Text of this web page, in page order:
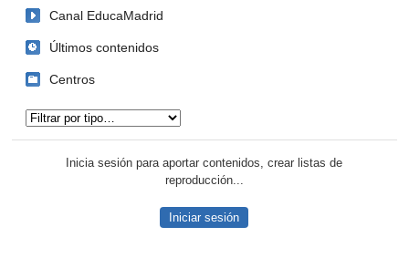
Canal EducaMadrid
Últimos contenidos
Centros
Inicia sesión para aportar contenidos, crear listas de
reproducción...
Iniciar sesión